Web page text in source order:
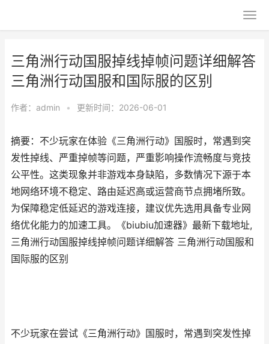
三角洲行动国服掉线掉帧问题详细解答
三角洲行动国服和国际服的区别
作者： admin • 更新时间：2026-06-01
摘要：不少玩家在体验《三角洲行动》国服时，常遇到突
发性掉线、严重掉帧等问题，严重影响操作流畅度与竞技
公平性。这类现象并非游戏本身缺陷，多数情况下源于本
地网络环境不稳定、路由延迟高或运营商节点拥堵所致。
为保障稳定低延迟的游戏连接，建议优先选用具备专业网
络优化能力的加速工具。《biubiu加速器》最新下载地址,
三角洲行动国服掉线掉帧问题详细解答 三角洲行动国服和
国际服的区别
不少玩家在尝试《三角洲行动》国服时，常遇到突发性掉